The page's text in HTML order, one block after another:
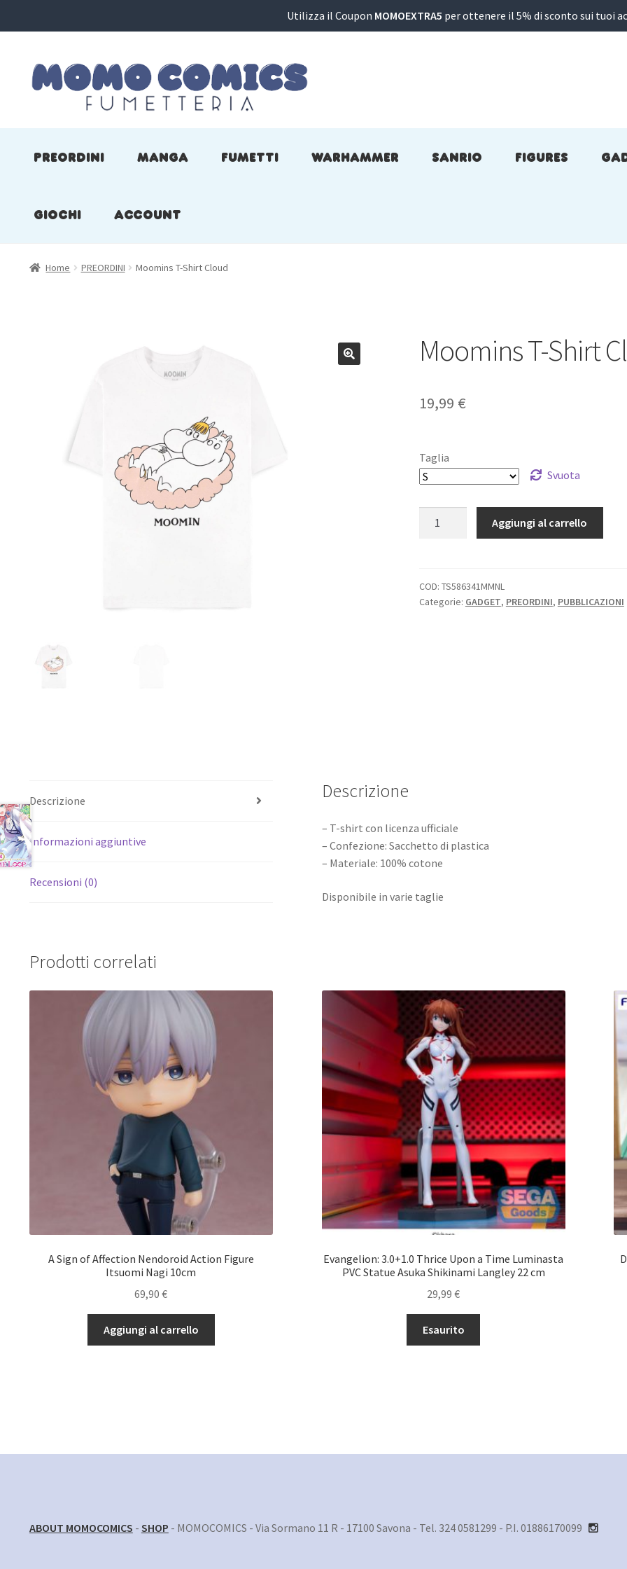
Utilizza il Coupon MOMOEXTRA5 per ottenere il 5% di sconto sui tuoi
Vai
alla
Vai
al
PREORDINI MANGA FUMETTI WARHAMMER SANRIO FIGURES
GIOCHI ACCOUNT
Home PREORDINI Moomins T-Shirt Cloud
Moomins T-Shirt
19,99 €
Taglia
Svuota
quantità
Aggiungi al carrello
COD: TS586341MMNL
Categorie: GADGET, PREORDINI, PUBBLICAZIONI
Descrizione
Informazioni aggiuntive
Recensioni (0)
Descrizione
– T-shirt con licenza ufficiale
– Confezione: Sacchetto di plastica
– Materiale: 100% cotone
Disponibile in varie taglie
Prodotti correlati
A Sign of Affection Nendoroid Action Figure
Itsuomi Nagi 10cm
69,90€
Aggiungi al carrello
Evangelion: 3.0+1.0 Thrice Upon a Time Luminasta
PVC Statue Asuka Shikinami Langley 22 cm
29,99€
Esaurito
ABOUT MOMOCOMICS - SHOP - MOMOCOMICS - Via Sormano 11 R - 17100 Savona - Tel. 324 0581299 - P.I. 01886170099